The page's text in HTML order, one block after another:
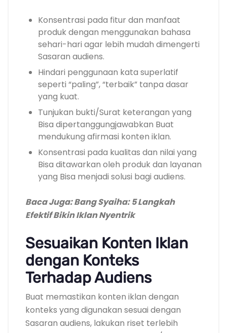
Konsentrasi pada fitur dan manfaat
produk dengan menggunakan bahasa
sehari-hari agar lebih mudah dimengerti
Sasaran audiens.
Hindari penggunaan kata superlatif
seperti “paling”, “terbaik” tanpa dasar
yang kuat.
Tunjukan bukti/Surat keterangan yang
Bisa dipertanggungjawabkan Buat
mendukung afirmasi konten iklan.
Konsentrasi pada kualitas dan nilai yang
Bisa ditawarkan oleh produk dan layanan
yang Bisa menjadi solusi bagi audiens.
Baca Juga: Bang Syaiha: 5 Langkah
Efektif Bikin Iklan Nyentrik
Sesuaikan Konten Iklan
dengan Konteks
Terhadap Audiens
Buat memastikan konten iklan dengan
konteks yang digunakan sesuai dengan
Sasaran audiens, lakukan riset terlebih